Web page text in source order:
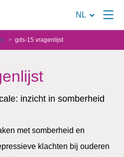
Naar
de
NL
gds-15 vragenlijst
inzicht in somberheid
met somberheid en
klachten bij ouderen